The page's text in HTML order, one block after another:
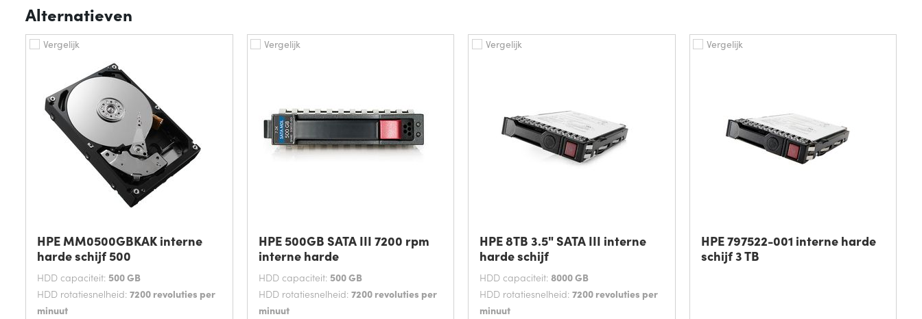
Alternatieven
Vergelijk
HPE MM0500GBKAK interne
harde schijf 500
HDD capaciteit: 500 GB
HDD rotatiesnelheid: 7200 revoluties per
minuut
Vergelijk
HPE 500GB SATA III 7200 rpm
interne harde
HDD capaciteit: 500 GB
HDD rotatiesnelheid: 7200 revoluties per
minuut
Vergelijk
HPE 8TB 3.5" SATA III interne
harde schijf
HDD capaciteit: 8000 GB
HDD rotatiesnelheid: 7200 revoluties per
minuut
Vergelijk
HPE 797522-001 interne harde
schijf 3 TB